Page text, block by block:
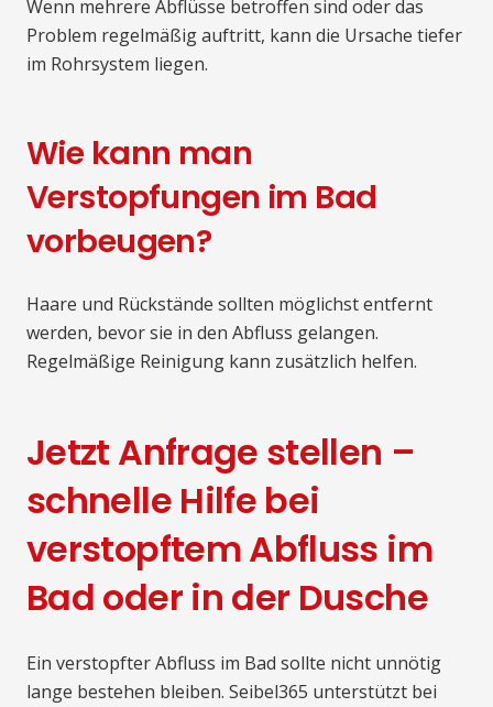
Wenn mehrere Abflüsse betroffen sind oder das
Problem regelmäßig auftritt, kann die Ursache tiefer
im Rohrsystem liegen.
Wie kann man
Verstopfungen im Bad
vorbeugen?
Haare und Rückstände sollten möglichst entfernt
werden, bevor sie in den Abfluss gelangen.
Regelmäßige Reinigung kann zusätzlich helfen.
Jetzt Anfrage stellen –
schnelle Hilfe bei
verstopftem Abfluss im
Bad oder in der Dusche
Ein verstopfter Abfluss im Bad sollte nicht unnötig
lange bestehen bleiben. Seibel365 unterstützt bei